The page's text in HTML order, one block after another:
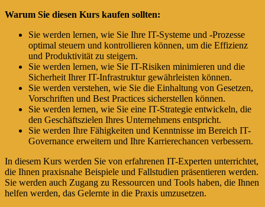
Warum Sie diesen Kurs kaufen sollten:
Sie werden lernen, wie Sie Ihre IT-Systeme und -Prozesse
optimal steuern und kontrollieren können, um die Effizienz
und Produktivität zu steigern.
Sie werden lernen, wie Sie IT-Risiken minimieren und die
Sicherheit Ihrer IT-Infrastruktur gewährleisten können.
Sie werden verstehen, wie Sie die Einhaltung von Gesetzen,
Vorschriften und Best Practices sicherstellen können.
Sie werden lernen, wie Sie eine IT-Strategie entwickeln, die
den Geschäftszielen Ihres Unternehmens entspricht.
Sie werden Ihre Fähigkeiten und Kenntnisse im Bereich IT-
Governance erweitern und Ihre Karrierechancen verbessern.
In diesem Kurs werden Sie von erfahrenen IT-Experten unterrichtet,
die Ihnen praxisnahe Beispiele und Fallstudien präsentieren werden.
Sie werden auch Zugang zu Ressourcen und Tools haben, die Ihnen
helfen werden, das Gelernte in die Praxis umzusetzen.